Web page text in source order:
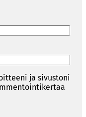
ja sivustoni